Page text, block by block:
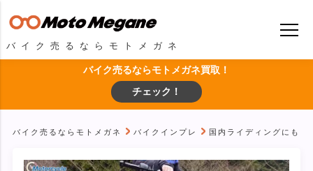
バイク売るならモトメガネ
バイク売るならモトメガネ買取！
チェック！
バイク売るならモトメガネ バイクインプレ 国内ライディングにも